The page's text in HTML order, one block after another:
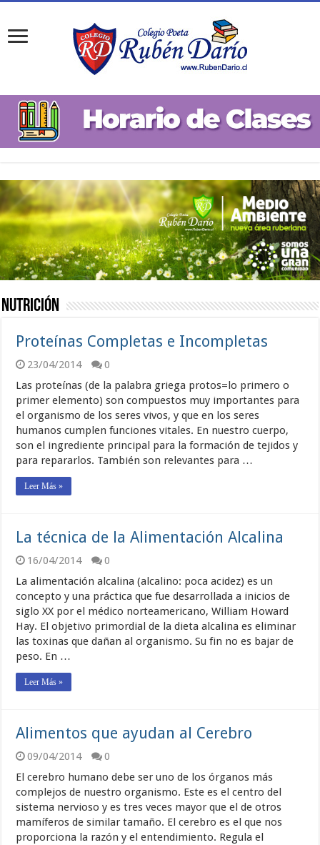
Nutrición
Proteínas Completas e Incompletas
23/04/2014
0
Las proteínas (de la palabra griega protos=lo primero o
primer elemento) son compuestos muy importantes para
el organismo de los seres vivos, y que en los seres
humanos cumplen funciones vitales. En nuestro cuerpo,
son el ingrediente principal para la formación de tejidos y
para repararlos. También son relevantes para …
Leer Más »
La técnica de la Alimentación Alcalina
16/04/2014
0
La alimentación alcalina (alcalino: poca acidez) es un
concepto y una práctica que fue desarrollada a inicios de
siglo XX por el médico norteamericano, William Howard
Hay. El objetivo primordial de la dieta alcalina es eliminar
las toxinas que dañan al organismo. Su fin no es bajar de
peso. En …
Leer Más »
Alimentos que ayudan al Cerebro
09/04/2014
0
El cerebro humano debe ser uno de los órganos más
complejos de nuestro organismo. Este es el centro del
sistema nervioso y es tres veces mayor que el de otros
mamíferos de similar tamaño. El cerebro es el que nos
proporciona la razón y el entendimiento. Regula el